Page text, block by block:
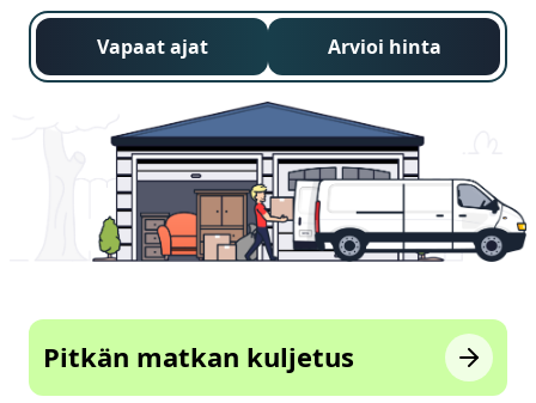
Vapaat ajat Arvioi hinta
Pitkän matkan kuljetus